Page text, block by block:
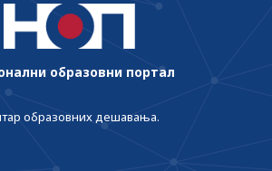
образовни портал
образовних дешавања.